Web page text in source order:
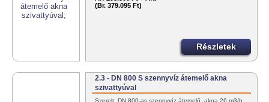
(Br. 379.095 Ft)
Részletek
2.3 - DN 800 S szennyvíz átemelő akna
szivattyúval
Szerelt, DN 800-as szennyvíz átemelő akna 26 m3/h